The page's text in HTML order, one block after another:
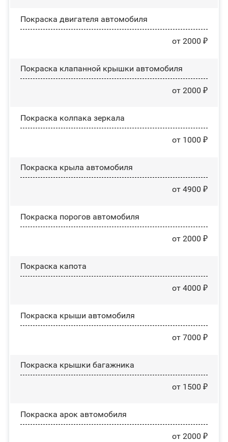
Покраска двигателя автомобиля
от 2000 ₽
Покраска клапанной крышки автомобиля
от 2000 ₽
Покраска колпака зеркала
от 1000 ₽
Покраска крыла автомобиля
от 4900 ₽
Покраска порогов автомобиля
от 2000 ₽
Покраска капота
от 4000 ₽
Покраска крыши автомобиля
от 7000 ₽
Покраска крышки багажника
от 1500 ₽
Покраска арок автомобиля
от 2000 ₽